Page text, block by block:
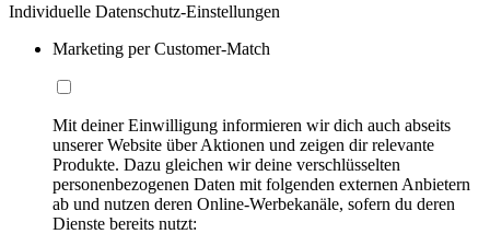
Individuelle Datenschutz-Einstellungen
Marketing per Customer-Match
Mit deiner Einwilligung informieren wir dich auch abseits
unserer Website über Aktionen und zeigen dir relevante
Produkte. Dazu gleichen wir deine verschlüsselten
personenbezogenen Daten mit folgenden externen Anbietern
ab und nutzen deren Online-Werbekanäle, sofern du deren
Dienste bereits nutzt: